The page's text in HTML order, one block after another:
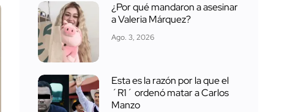
¿Por qué mandaron a asesinar
a Valeria Márquez?
Ago. 3, 2026
Esta es la razón por la que el
´R1´ ordenó matar a Carlos
Manzo